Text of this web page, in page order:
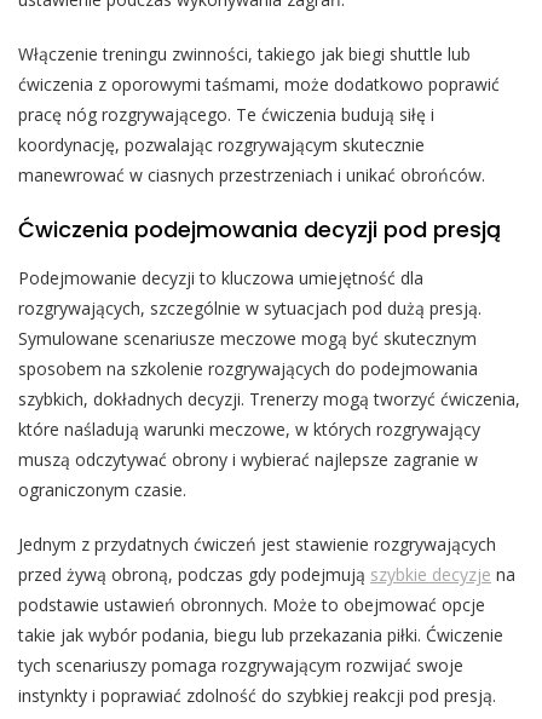
Włączenie treningu zwinności, takiego jak biegi shuttle lub
ćwiczenia z oporowymi taśmami, może dodatkowo poprawić
pracę nóg rozgrywającego. Te ćwiczenia budują siłę i
koordynację, pozwalając rozgrywającym skutecznie
manewrować w ciasnych przestrzeniach i unikać obrońców.
Ćwiczenia podejmowania decyzji pod presją
Podejmowanie decyzji to kluczowa umiejętność dla
rozgrywających, szczególnie w sytuacjach pod dużą presją.
Symulowane scenariusze meczowe mogą być skutecznym
sposobem na szkolenie rozgrywających do podejmowania
szybkich, dokładnych decyzji. Trenerzy mogą tworzyć ćwiczenia,
które naśladują warunki meczowe, w których rozgrywający
muszą odczytywać obrony i wybierać najlepsze zagranie w
ograniczonym czasie.
Jednym z przydatnych ćwiczeń jest stawienie rozgrywających
przed żywą obroną, podczas gdy podejmują szybkie decyzje na
podstawie ustawień obronnych. Może to obejmować opcje
takie jak wybór podania, biegu lub przekazania piłki. Ćwiczenie
tych scenariuszy pomaga rozgrywającym rozwijać swoje
instynkty i poprawiać zdolność do szybkiej reakcji pod presją.